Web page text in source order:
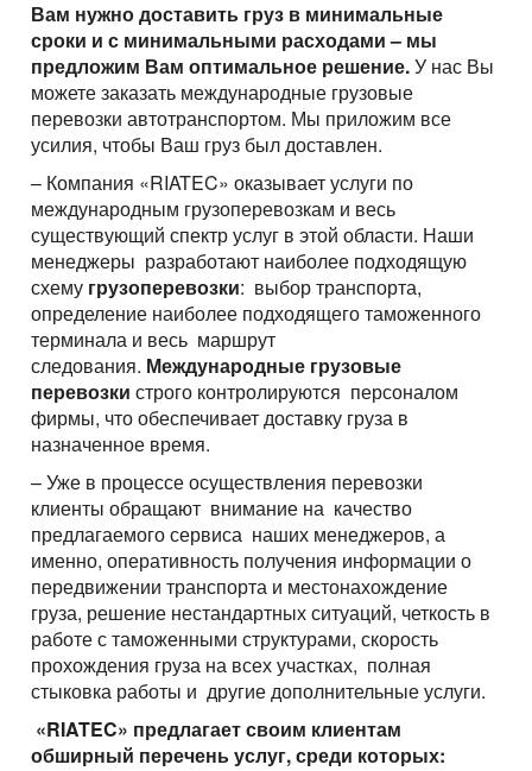
Вам нужно доставить груз в минимальные
сроки и с минимальными расходами – мы
предложим Вам оптимальное решение.У нас Вы
можете заказать международные грузовые
перевозки автотранспортом. Мы приложим все
усилия, чтобы Ваш груз был доставлен.
– Компания «RIATEC» оказывает услуги по
международным грузоперевозкам и весь
существующий спектр услуг в этой области. Наши
менеджеры разработают наиболее подходящую
схему грузоперевозки: выбор транспорта,
определение наиболее подходящего таможенного
терминала и весь маршрут
следования. Международные грузовые
перевозки строго контролируются персоналом
фирмы, что обеспечивает доставку груза в
назначенное время.
– Уже в процессе осуществления перевозки
клиенты обращают внимание на качество
предлагаемого сервиса наших менеджеров, а
именно, оперативность получения информации о
передвижении транспорта и местонахождение
груза, решение нестандартных ситуаций, четкость в
работе с таможенными структурами, скорость
прохождения груза на всех участках, полная
стыковка работы и другие дополнительные услуги.
«RIATEC» предлагает своим клиентам
обширный перечень услуг, среди которых: